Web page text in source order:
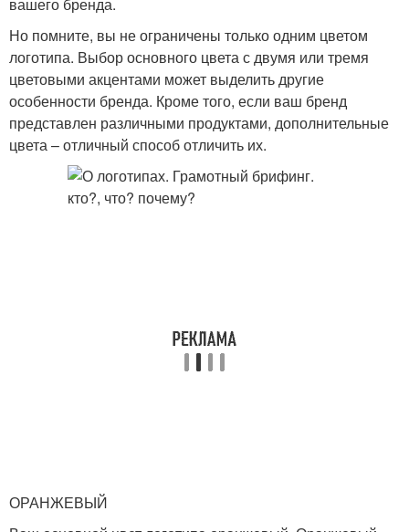
Но помните, вы не ограничены только одним цветом
логотипа. Выбор основного цвета с двумя или тремя
цветовыми акцентами может выделить другие
особенности бренда. Кроме того, если ваш бренд
представлен различными продуктами, дополнительные
цвета – отличный способ отличить их.
ОРАНЖЕВЫЙ